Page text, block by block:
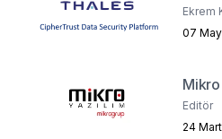
Ekrem
07
Mikro
Editör
24